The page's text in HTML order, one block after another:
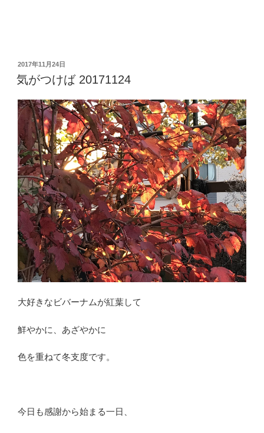
投
稿
日:
2017年11月24日
気がつけば 20171124
大好きなビバーナムが紅葉して
鮮やかに、あざやかに
色を重ねて冬支度です。
今日も感謝から始まる一日、